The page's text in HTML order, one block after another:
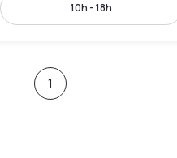
10h - 18h
1